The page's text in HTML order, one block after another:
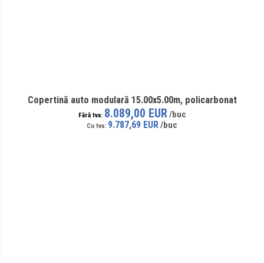
Copertină auto modulară 15.00x5.00m, policarbonat
9.787,69 EUR
8.089,00 EUR